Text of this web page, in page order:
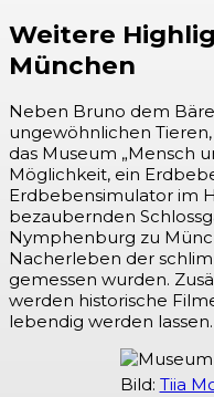
Weitere
München
Neben Bruno dem
ungewöhnlichen
das Museum „Mensch
Möglichkeit, ein
Erdbebensimulator im
bezaubernden
Nymphenburg zu
Nacherleben der
gemessen wurden.
werden historische
lebendig werden lassen.
Bild: Tiia